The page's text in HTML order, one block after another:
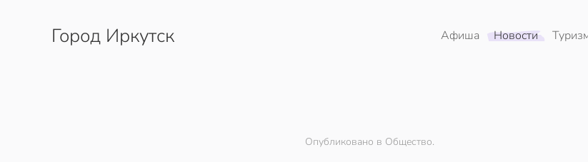
Перейти к содержимому
Город Иркутск Афиша Новости
Опубликовано в Общество.